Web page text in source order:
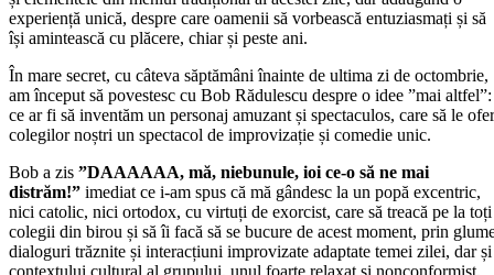
experiență unică, despre care oamenii să vorbească entuziasmați și să
își amintească cu plăcere, chiar și peste ani.
În mare secret, cu câteva săptămâni înainte de ultima zi de octombrie,
am început să povestesc cu Bob Rădulescu despre o idee ”mai altfel”:
ce ar fi să inventăm un personaj amuzant și spectaculos, care să le
colegilor noștri un spectacol de improvizație și comedie unic.
Bob a zis ”DAAAAAA, mă, niebunule, ioi ce-o să ne mai
distrăm!” imediat ce i-am spus că mă gândesc la un popă excentric,
nici catolic, nici ortodox, cu virtuți de exorcist, care să treacă pe la toți
colegii din birou și să îi facă să se bucure de acest moment, prin
dialoguri trăznite și interacțiuni improvizate adaptate temei zilei, dar și
contextului cultural al grupului, unul foarte relaxat și nonconformist.